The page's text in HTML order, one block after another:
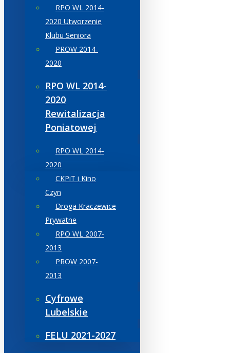
RPO WL 2014-
2020 Utworzenie
Klubu Seniora
PROW 2014-
2020
RPO WL 2014-
2020
Rewitalizacja
Poniatowej
RPO WL 2014-
2020
CKPiT i Kino
Czyn
Droga Kraczewice
Prywatne
RPO WL 2007-
2013
PROW 2007-
2013
Cyfrowe
Lubelskie
FELU 2021-2027